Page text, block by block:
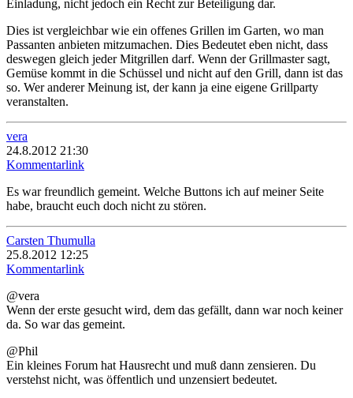
Einladung, nicht jedoch ein Recht zur Beteiligung dar.
Dies ist vergleichbar wie ein offenes Grillen im Garten, wo man
Passanten anbieten mitzumachen. Dies Bedeutet eben nicht, dass
deswegen gleich jeder Mitgrillen darf. Wenn der Grillmaster sagt,
Gemüse kommt in die Schüssel und nicht auf den Grill, dann ist das
so. Wer anderer Meinung ist, der kann ja eine eigene Grillparty
veranstalten.
vera
24.8.2012 21:30
Kommentarlink
Es war freundlich gemeint. Welche Buttons ich auf meiner Seite
habe, braucht euch doch nicht zu stören.
Carsten Thumulla
25.8.2012 12:25
Kommentarlink
@vera
Wenn der erste gesucht wird, dem das gefällt, dann war noch keiner
da. So war das gemeint.
@Phil
Ein kleines Forum hat Hausrecht und muß dann zensieren. Du
verstehst nicht, was öffentlich und unzensiert bedeutet.